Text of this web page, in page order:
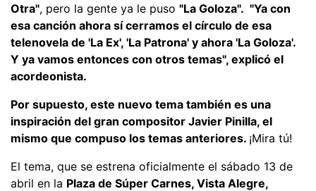
Otra", pero la gente ya le puso "La Goloza". "Ya con
esa canción ahora sí cerramos el círculo de esa
telenovela de 'La Ex', 'La Patrona' y ahora 'La Goloza'.
Y ya vamos entonces con otros temas", explicó el
acordeonista.
Por supuesto, este nuevo tema también es una
inspiración del gran compositor Javier Pinilla, el
mismo que compuso los temas anteriores. ¡Mira tú!
El tema, que se estrena oficialmente el sábado 13 de
abril en la Plaza de Súper Carnes, Vista Alegre,